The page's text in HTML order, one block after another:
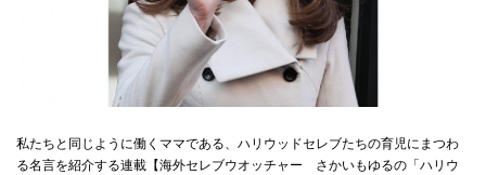
私たちと同じように働くママである、ハリウッドセレブたちの育児にまつわ
る名言を紹介する連載【海外セレブウオッチャー さかいもゆるの「ハリウ